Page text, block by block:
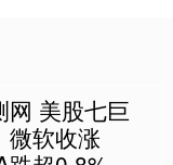
网 美股七巨
微软收涨